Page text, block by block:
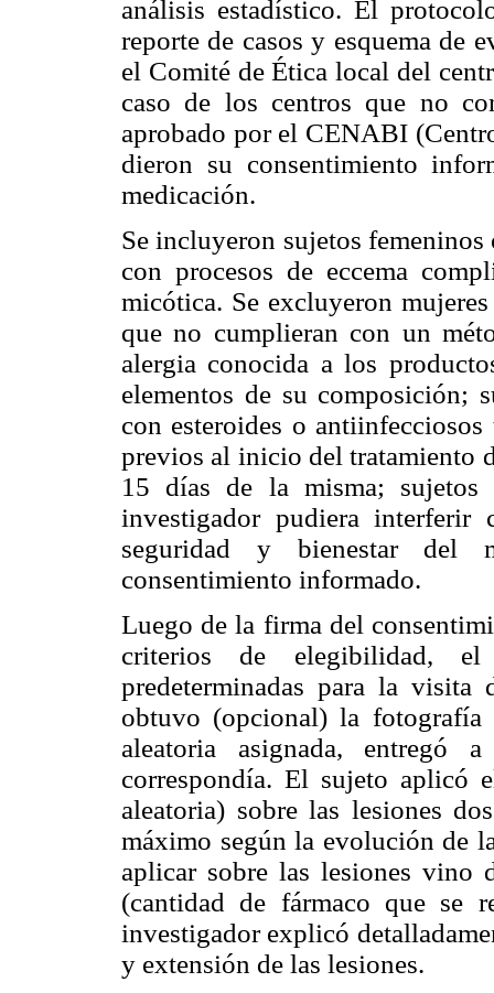
análisis estadístico. El
reporte de casos y esquema de
el Comité de Ética local del
caso de los centros que no
aprobado por el CENABI
dieron su consentimiento
medicación.
Se incluyeron sujetos femeninos
con procesos de eccema
micótica. Se excluyeron
que no cumplieran con un
alergia conocida a los
elementos de su composición;
con esteroides o
previos al inicio del tratamiento
15 días de la misma;
investigador pudiera
seguridad y bienestar del
consentimiento informado.
Luego de la firma del
criterios de elegibilidad, el
predeterminadas para la visita
obtuvo (opcional) la
aleatoria asignada, entregó
correspondía. El sujeto aplicó
aleatoria) sobre las lesiones
máximo según la evolución de
aplicar sobre las lesiones
(cantidad de fármaco que
investigador explicó
y extensión de las lesiones.